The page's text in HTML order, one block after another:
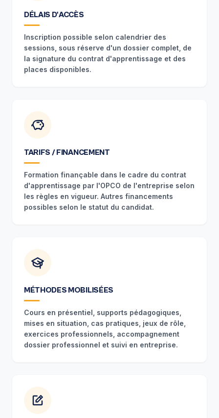
DÉLAIS D'ACCÈS
Inscription possible selon calendrier des
sessions, sous réserve d'un dossier complet, de
la signature du contrat d'apprentissage et des
places disponibles.
TARIFS / FINANCEMENT
Formation finançable dans le cadre du contrat
d'apprentissage par l'OPCO de l'entreprise selon
les règles en vigueur. Autres financements
possibles selon le statut du candidat.
MÉTHODES MOBILISÉES
Cours en présentiel, supports pédagogiques,
mises en situation, cas pratiques, jeux de rôle,
exercices professionnels, accompagnement
dossier professionnel et suivi en entreprise.